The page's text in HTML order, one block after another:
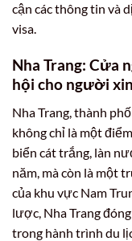
cận các thông tin và
visa.
Nha Trang: Cửa
hội cho người
Nha Trang, thành
không chỉ là một
biển cát trắng, làn
năm, mà còn là một
của khu vực Nam
lược, Nha Trang
trong hành trình du